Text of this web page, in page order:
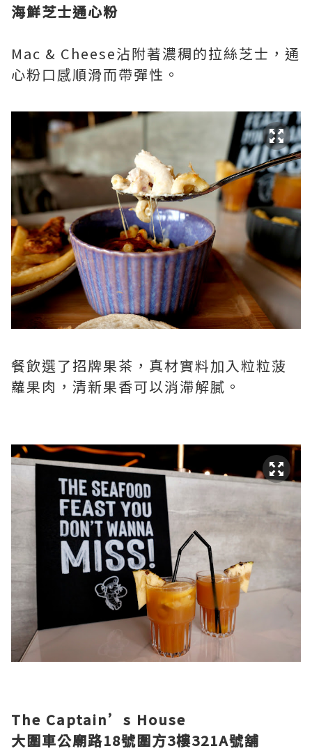
海鮮芝士通心粉
Mac & Cheese沾附著濃稠的拉絲芝士，通
心粉口感順滑而帶彈性。
餐飲選了招牌果茶，真材實料加入粒粒菠
蘿果肉，清新果香可以消滯解膩。
The Captain’s House
大圍車公廟路18號圍方3樓321A號舖